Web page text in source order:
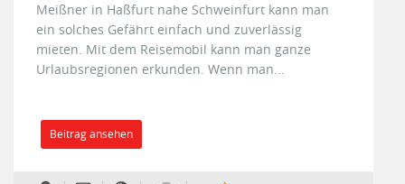
Meißner in Haßfurt nahe Schweinfurt kann man
ein solches Gefährt einfach und zuverlässig
mieten. Mit dem Reisemobil kann man ganze
Urlaubsregionen erkunden. Wenn man...
Beitrag ansehen